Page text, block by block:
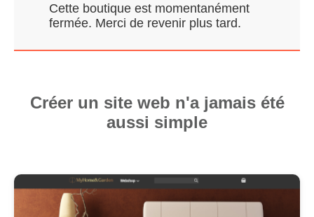
Prendre RDV
Nos Marques
Contact
E-Boutique
Cette boutique est momentanément
fermée. Merci de revenir plus tard.
Créer un site web n'a jamais été
aussi simple